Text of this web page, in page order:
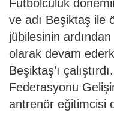
Futbolculuk
ve adı Beşiktaş ile
jübilesinin
olarak devam
Beşiktaş’ı
Federasyonu
antrenör eğitimcisi